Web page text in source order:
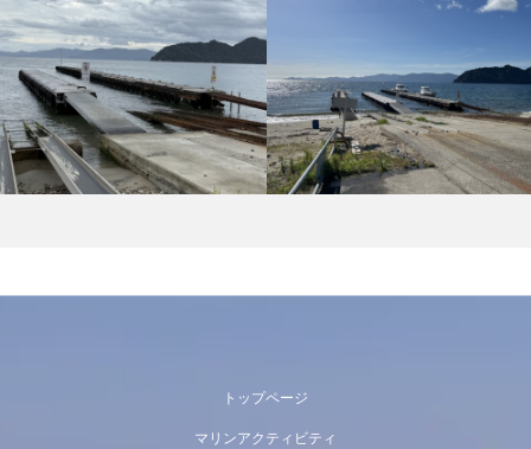
トップページ
マリンアクティビティ